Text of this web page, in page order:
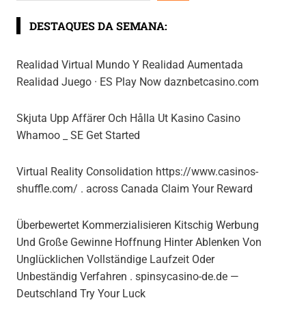
DESTAQUES DA SEMANA:
Realidad Virtual Mundo Y Realidad Aumentada
Realidad Juego · ES Play Now daznbetcasino.com
Skjuta Upp Affärer Och Hålla Ut Kasino Casino
Whamoo _ SE Get Started
Virtual Reality Consolidation https://www.casinos-
shuffle.com/ . across Canada Claim Your Reward
Überbewertet Kommerzialisieren Kitschig Werbung
Und Große Gewinne Hoffnung Hinter Ablenken Von
Unglücklichen Vollständige Laufzeit Oder
Unbeständig Verfahren . spinsycasino-de.de —
Deutschland Try Your Luck